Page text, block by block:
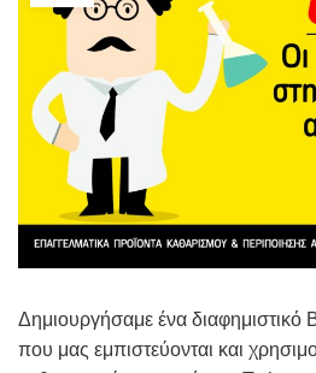
Δημιουργήσαμε ένα διαφημιστικό
που μας εμπιστεύονται και